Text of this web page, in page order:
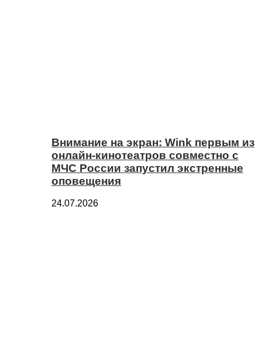
Внимание на экран: Wink первым из
онлайн-кинотеатров совместно с
МЧС России запустил экстренные
оповещения
24.07.2026